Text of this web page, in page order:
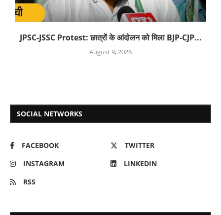
JPSC-JSSC Protest: छात्रों के आंदोलन को मिला BJP-CJP...
August 9, 2026
SOCIAL NETWORKS
FACEBOOK
TWITTER
INSTAGRAM
LINKEDIN
RSS